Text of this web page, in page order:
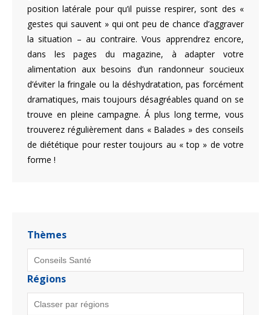
position latérale pour qu’il puisse respirer, sont des «
gestes qui sauvent » qui ont peu de chance d’aggraver
la situation – au contraire. Vous apprendrez encore,
dans les pages du magazine, à adapter votre
alimentation aux besoins d’un randonneur soucieux
d’éviter la fringale ou la déshydratation, pas forcément
dramatiques, mais toujours désagréables quand on se
trouve en pleine campagne. Á plus long terme, vous
trouverez régulièrement dans « Balades » des conseils
de diététique pour rester toujours au « top » de votre
forme !
Thèmes
Régions